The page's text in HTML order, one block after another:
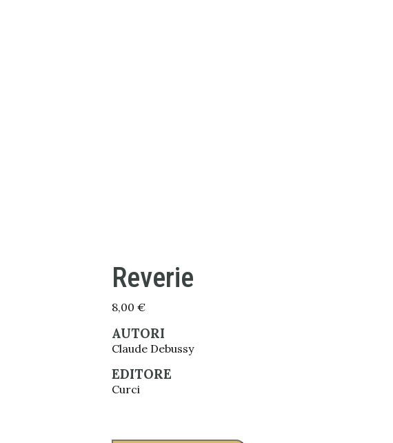
Reverie
8,00 €
AUTORI
Claude Debussy
EDITORE
Curci